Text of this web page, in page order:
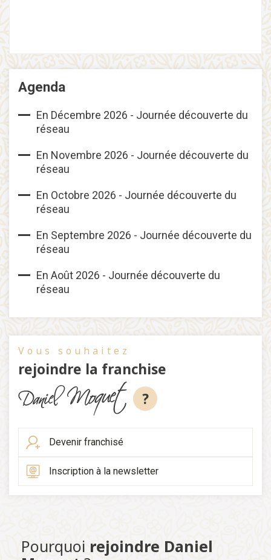
Agenda
En Décembre 2026 - Journée découverte du
réseau
En Novembre 2026 - Journée découverte du
réseau
En Octobre 2026 - Journée découverte du
réseau
En Septembre 2026 - Journée découverte du
réseau
En Août 2026 - Journée découverte du
réseau
Vous souhaitez
rejoindre la franchise
?
Devenir franchisé
Inscription à la newsletter
Pourquoi rejoindre Daniel